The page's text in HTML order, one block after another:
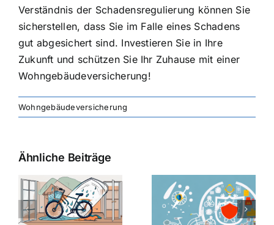
Verständnis der Schadensregulierung können Sie
sicherstellen, dass Sie im Falle eines Schadens
gut abgesichert sind. Investieren Sie in Ihre
Zukunft und schützen Sie Ihr Zuhause mit einer
Wohngebäudeversicherung!
Wohngebäudeversicherung
Ähnliche Beiträge